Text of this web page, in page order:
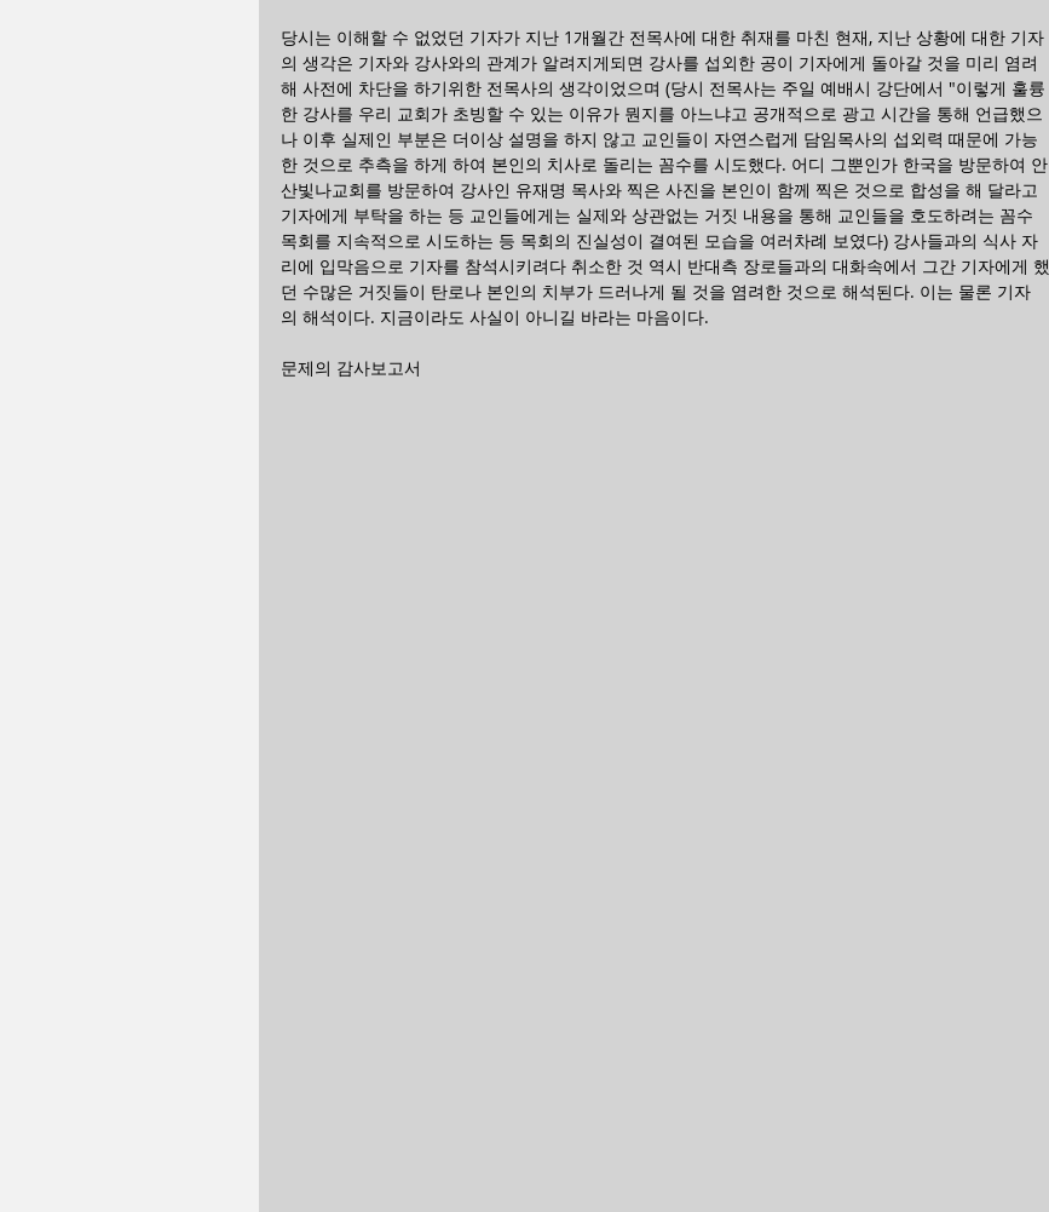
당시는 이해할 수 없었던 기자가 지난 1개월간 전목사에 대한 취재를 마친 현재, 지난 상황에 대한 기자
의 생각은 기자와 강사와의 관계가 알려지게되면 강사를 섭외한 공이 기자에게 돌아갈 것을 미리 염려
해 사전에 차단을 하기위한 전목사의 생각이었으며 (당시 전목사는 주일 예배시 강단에서 "이렇게 훌륭
한 강사를 우리 교회가 초빙할 수 있는 이유가 뭔지를 아느냐고 공개적으로 광고 시간을 통해 언급했으
나 이후 실제인 부분은 더이상 설명을 하지 않고 교인들이 자연스럽게 담임목사의 섭외력 때문에 가능
한 것으로 추측을 하게 하여 본인의 치사로 돌리는 꼼수를 시도했다. 어디 그뿐인가 한국을 방문하여 안
산빛나교회를 방문하여 강사인 유재명 목사와 찍은 사진을 본인이 함께 찍은 것으로 합성을 해 달라고
기자에게 부탁을 하는 등 교인들에게는 실제와 상관없는 거짓 내용을 통해 교인들을 호도하려는 꼼수
목회를 지속적으로 시도하는 등 목회의 진실성이 결여된 모습을 여러차례 보였다) 강사들과의 식사 자
리에 입막음으로 기자를 참석시키려다 취소한 것 역시 반대측 장로들과의 대화속에서 그간 기자에게 했
던 수많은 거짓들이 탄로나 본인의 치부가 드러나게 될 것을 염려한 것으로 해석된다. 이는 물론 기자
의 해석이다. 지금이라도 사실이 아니길 바라는 마음이다.
문제의 감사보고서